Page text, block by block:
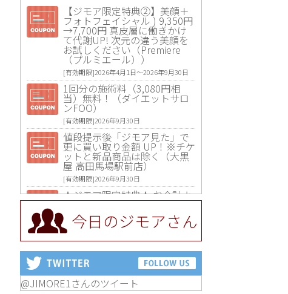
【ジモア限定特典②】美顔＋
フォトフェイシャル ) 9,350円
→7,700円 真皮層に働きかけ
て代謝UP! 次元の違う美顔を
お試しください（Premiere
（プルミエール））
[有効期限]2026年4月1日〜2026年9月30日
1回分の施術料（3,080円相
当）無料！（ダイエットサロ
ンFOO）
[有効期限]2026年9月30日
値段提示後「ジモア見た」で
更に買い取り金額 UP！※チケ
ットと新品商品は除く（大黒
屋 高田馬場駅前店）
[有効期限]2026年9月30日
★ジモア限定特典★ お会計よ
り全品5％OFF（ナチュラル＆
ハンドメイドショップ［マキ
マキ］）
[有効期限]2026年9月30日まで
【ジモア限定①】初回割引 特
価 VIO脱毛11,000円⇒8,800円
（メンズ専門ワックス脱毛サ
ロン Mickle（ミックル））
今日のジモアさん
@JIMORE1さんのツイート